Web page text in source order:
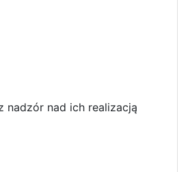
nad ich realizacją